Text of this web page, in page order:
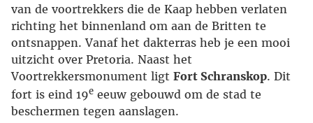
van de voortrekkers die de Kaap hebben verlaten
richting het binnenland om aan de Britten te
ontsnappen. Vanaf het dakterras heb je een mooi
uitzicht over Pretoria. Naast het
Voortrekkersmonument ligt Fort Schranskop. Dit
fort is eind 19e eeuw gebouwd om de stad te
beschermen tegen aanslagen.